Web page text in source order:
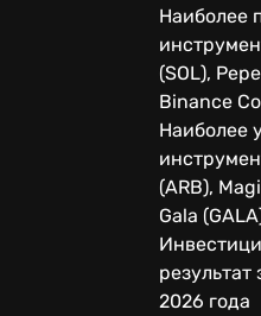
Наиболее
(SOL),
Binance
Наиболее
(ARB),
Gala
результат
2026 года